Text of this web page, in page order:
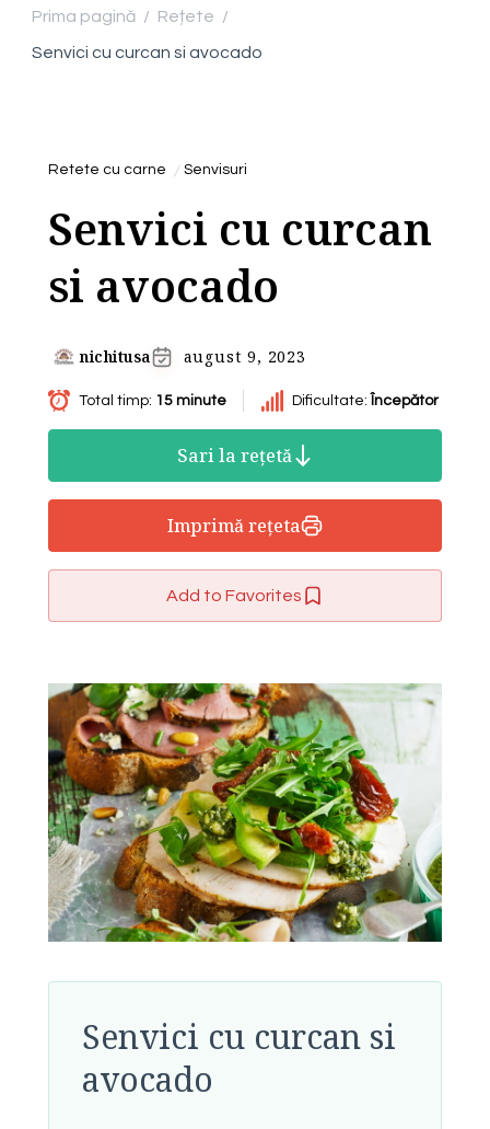
Prima pagină / Rețete /
Senvici cu curcan si avocado
Retete cu carne Senvisuri
Senvici cu curcan
si avocado
nichitusa august 9, 2023
Total timp: 15 minute Dificultate: Începător
Sari la rețetă
Imprimă rețeta
Add to Favorites
Senvici cu curcan si
avocado